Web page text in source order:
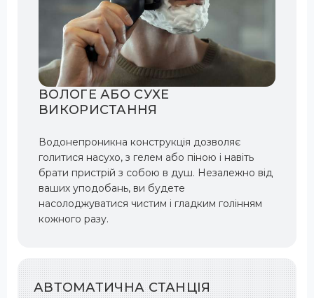
ВОЛОГЕ АБО СУХЕ
ВИКОРИСТАННЯ
Водонепроникна конструкція дозволяє
голитися насухо, з гелем або піною і навіть
брати пристрій з собою в душ. Незалежно від
ваших уподобань, ви будете
насолоджуватися чистим і гладким голінням
кожного разу.
АВТОМАТИЧНА СТАНЦІЯ